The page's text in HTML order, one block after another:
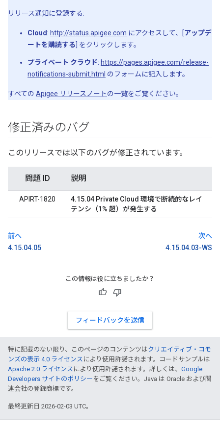
リリース通知に登録する:
Cloud : http://status.apigee.com にアクセスして、[アップデ
ートを購読する ] をクリックします。
プライベート クラウド: https://pages.apigee.com/release-
notifications-submit.html のフォームに記入します。
すべての Apigee リリースノートの一覧をご覧ください。
修正済みのバグ
このリリースでは以下のバグが修正されています。
問題 ID 説明
APIRT-1820
4.15.04 Private Cloud 環境で断続的なレイ
テンシ（1% 超）が発生する
前へ
4.15.04.05
次へ
4.15.04.03-WS
この情報は役に立ちましたか？
フィードバックを送信
特に記載のない限り、このページのコンテンツはクリエイティブ・コモ
ンズの表示 4.0 ライセンス により使用許諾されます。コードサンプルは
Apache 2.0 ライセンス により使用許諾されます。詳しくは、 Google
Developers サイトのポリシー をご覧ください。Java は Oracle および関
連会社の登録商標です。
最終更新日 2026-02-03 UTC。